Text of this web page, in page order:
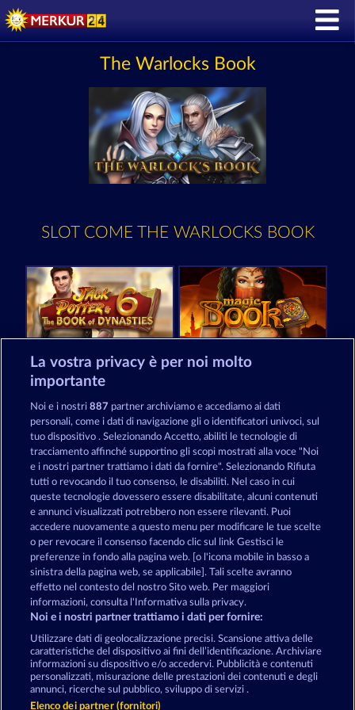
The Warlocks Book
SLOT COME THE WARLOCKS BOOK
Jack Potter & the Book of Dynasties 6 Magic Book
The black Book of Pirates Magic Book 6
Termini e condizioni
Informativa sulla privacy Note legali
Società FAQ Facebook
Invia richiesta di recesso
La vostra privacy è per noi molto
importante
Noi e i nostri887 partner archiviamo e accediamo ai dati
personali, come i dati di navigazione gli o identificatori univoci, sul
tuo dispositivo . Selezionando Accetto, abiliti le tecnologie di
tracciamento affinché supportino gli scopi mostrati alla voce "Noi
e i nostri partner trattiamo i dati da fornire". Selezionando Rifiuta
tutti o revocando il tuo consenso, le disabiliti. Nel caso in cui
queste tecnologie dovessero essere disabilitate, alcuni contenuti
e annunci visualizzati potrebbero non essere rilevanti. Puoi
accedere nuovamente a questo menu per modificare le tue scelte
o per revocare il consenso facendo clic sul link Gestisci le
preferenze in fondo alla pagina web. [o l'icona mobile in basso a
sinistra della pagina web, se applicabile]. Tali scelte avranno
effetto nel contesto del nostro Sito web. Per maggiori
informazioni, consulta l'Informativa sulla privacy.
Noi e i nostri partner trattiamo i dati per fornire:
Utilizzare dati di geolocalizzazione precisi. Scansione attiva delle
caratteristiche del dispositivo ai fini dell’identificazione. Archiviare
informazioni su dispositivo e/o accedervi. Pubblicità e contenuti
personalizzati, misurazione delle prestazioni dei contenuti e degli
annunci, ricerche sul pubblico, sviluppo di servizi .
Elenco dei partner (fornitori)